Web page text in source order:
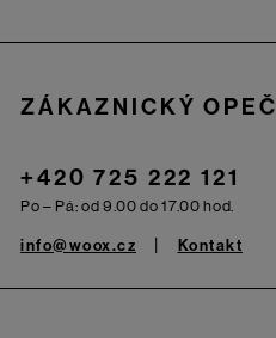
ZÁKAZNICKÝ
+420 725 222 121
Po – Pá: od 9.00 do 17.00 hod.
info@woox.cz Kontakt